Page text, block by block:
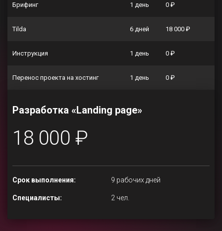
Брифинг 1 день 0 ₽
Tilda 6 дней 18 000 ₽
Инструкция 1 день 0 ₽
Перенос проекта на хостинг 1 день 0 ₽
Разработка «Landing page»
18 000 ₽
Срок выполнения: 9 рабочих дней
Специалисты: 2 чел.